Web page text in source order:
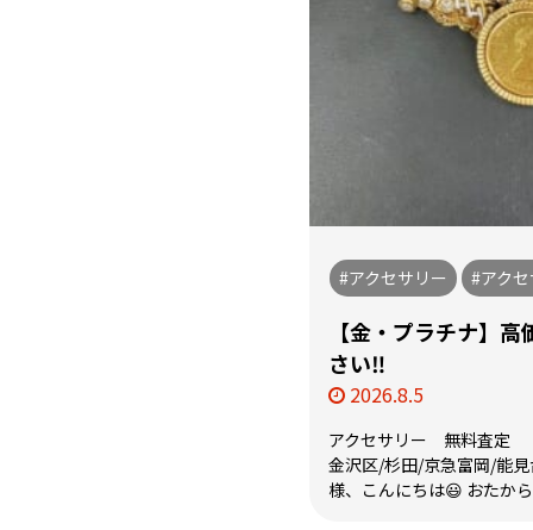
#アクセサリー #アク
【金・プラチナ】
さい‼️
2026.8.5
アクセサリー 無料査定
金沢区/杉田/京急富岡/能
様、こんにちは😃 おたか